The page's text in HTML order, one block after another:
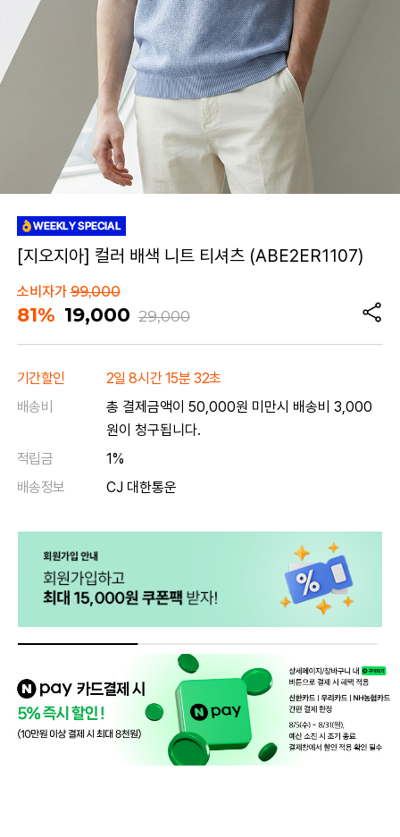
[지오지아] 컬러 배색 니트 티셔츠 (ABE2ER1107)
소비자가99,000
81% 19,000 29,000
기간할인
2일 8시간 15분 32초
배송비
총 결제금액이 50,000원 미만시 배송비 3,000
원이 청구됩니다.
적립금
1%
배송정보
CJ 대한통운